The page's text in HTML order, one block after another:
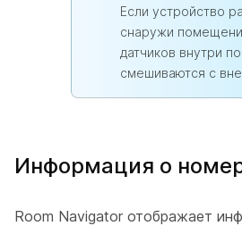
Если устройство
снаружи
датчиков внутри
смешиваются с
Информация о
Room Navigator отображает